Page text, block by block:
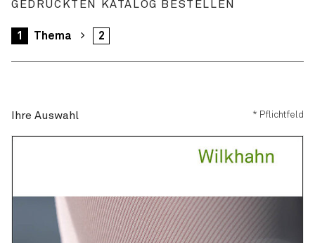
GEDRUCKTEN KATALOG BESTELLEN
1 Thema 2
Ihre Auswahl * Pflichtfeld